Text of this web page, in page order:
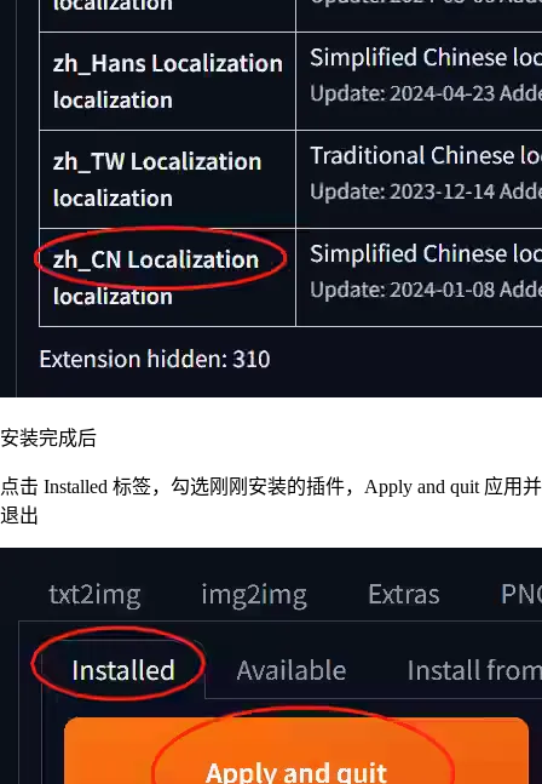
安装完成后
点击 Installed 标签，勾选刚刚安装的插件，Apply and quit 应用并
退出